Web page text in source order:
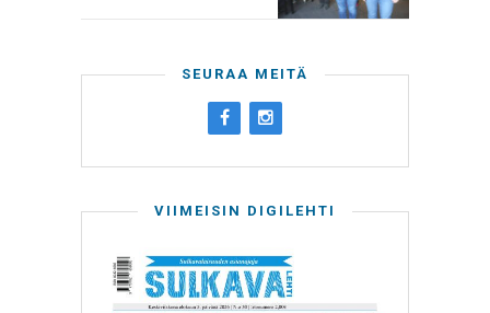
SEURAA MEITÄ
VIIMEISIN DIGILEHTI